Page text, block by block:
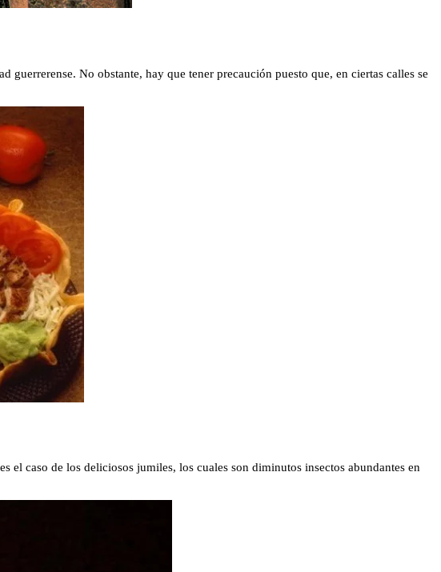
guerrerense. No obstante, hay que tener precaución puesto que, en ciertas calles se
el caso de los deliciosos jumiles, los cuales son diminutos insectos abundantes en